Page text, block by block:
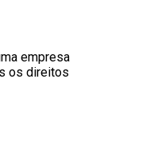
empresa
os direitos